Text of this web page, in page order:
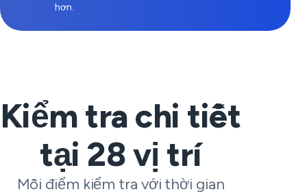
hơn.
Kiểm tra chi tiết
tại28vị trí
Mỗi điểm kiểm tra với thời gian